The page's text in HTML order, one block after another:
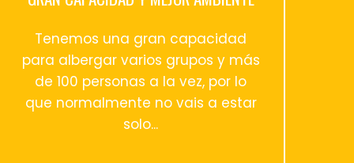
Tenemos una gran capacidad
para albergar varios grupos y más
de 100 personas a la vez, por lo
que normalmente no vais a estar
solo...